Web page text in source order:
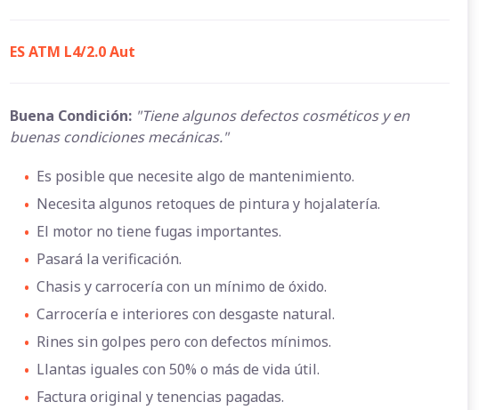
ES ATM L4/2.0 Aut
Buena Condición: "Tiene algunos defectos cosméticos y en
buenas condiciones mecánicas."
• Es posible que necesite algo de mantenimiento.
• Necesita algunos retoques de pintura y hojalatería.
• El motor no tiene fugas importantes.
• Pasará la verificación.
• Chasis y carrocería con un mínimo de óxido.
• Carrocería e interiores con desgaste natural.
• Rines sin golpes pero con defectos mínimos.
• Llantas iguales con 50% o más de vida útil.
• Factura original y tenencias pagadas.